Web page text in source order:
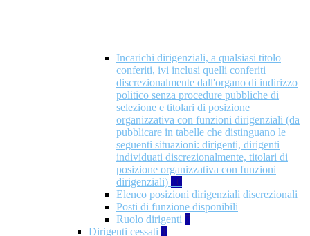
Incarichi dirigenziali, a qualsiasi titolo
conferiti, ivi inclusi quelli conferiti
discrezionalmente dall'organo di indirizzo
politico senza procedure pubbliche di
selezione e titolari di posizione
organizzativa con funzioni dirigenziali (da
pubblicare in tabelle che distinguano le
seguenti situazioni: dirigenti, dirigenti
individuati discrezionalmente, titolari di
posizione organizzativa con funzioni
dirigenziali) 10
Elenco posizioni dirigenziali discrezionali
Posti di funzione disponibili
Ruolo dirigenti 7
Dirigenti cessati 1